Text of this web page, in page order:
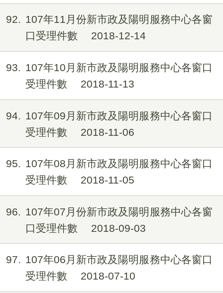
92
107年11月份新市政及陽明服務中心各窗
口受理件數
2018-12-14
93
107年10月新市政及陽明服務中心各窗口
受理件數
2018-11-13
94
107年09月新市政及陽明服務中心各窗口
受理件數
2018-11-06
95
107年08月新市政及陽明服務中心各窗口
受理件數
2018-11-05
96
107年07月份新市政及陽明服務中心各窗
口受理件數
2018-09-03
97
107年06月新市政及陽明服務中心各窗口
受理件數
2018-07-10